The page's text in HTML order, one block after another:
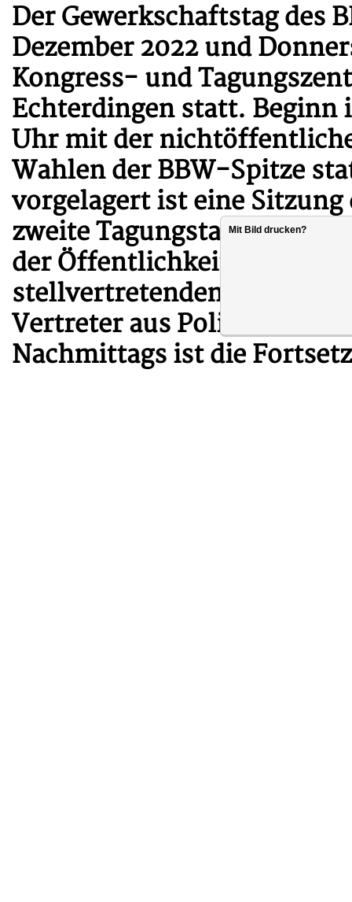
Der Gewerkschaftstag des
Dezember 2022 und
Kongress- und
Echterdingen statt. Beginn
Uhr mit der
Wahlen der BBW-Spitze
vorgelagert ist eine
zweite Tagungstag
der
stellvertretenden
Vertreter aus Politik und
Nachmittags ist die
Mit Bild drucken?